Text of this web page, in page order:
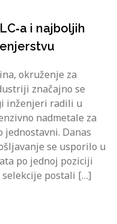
i najboljih
okruženje za
značajno se
inženjeri radili u
nadmetale za
Danas
se usporilo u
po jednoj poziciji
selekcije postali […]